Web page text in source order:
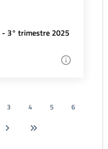
3° trimestre 2025
3 4 5
6